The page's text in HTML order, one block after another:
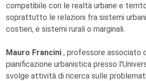
compatibile con le realtà urbane e
soprattutto le relazioni fra sistemi
costieri, e sistemi rurali o marginali.
Mauro Francini , professore associato
pianificazione urbanistica presso
svolge attività di ricerca sulle